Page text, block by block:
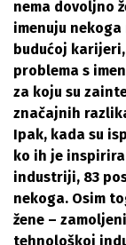
nema dovoljno
imenuju
budućoj
problema s
za koju su
značajnih
Ipak, kada su
ko ih je
industriji, 83
nekoga. Osim
žene –
tehnološkoj